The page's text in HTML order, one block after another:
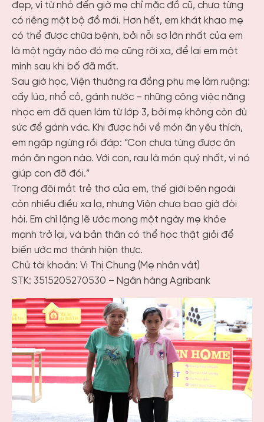
đẹp, vì từ nhỏ đến giờ mẹ chỉ mặc đồ cũ, chưa từng
có riêng một bộ đồ mới. Hơn hết, em khát khao mẹ
có thể được chữa bệnh, bởi nỗi sợ lớn nhất của em
là một ngày nào đó mẹ cũng rời xa, để lại em một
mình sau khi bố đã mất.
Sau giờ học, Viện thường ra đồng phụ mẹ làm ruộng:
cấy lúa, nhổ cỏ, gánh nước – những công việc nặng
nhọc em đã quen làm từ lớp 3, bởi mẹ không còn đủ
sức để gánh vác. Khi được hỏi về món ăn yêu thích,
em ngập ngừng rồi đáp: “Con chưa từng được ăn
món ăn ngon nào. Với con, rau là món quý nhất, vì nó
giúp con đỡ đói.”
Trong đôi mắt trẻ thơ của em, thế giới bên ngoài
còn nhiều điều xa lạ, nhưng Viện chưa bao giờ đòi
hỏi. Em chỉ lặng lẽ ước mong một ngày mẹ khỏe
mạnh trở lại, và bản thân có thể học thật giỏi để
biến ước mơ thành hiện thực.
Chủ tài khoản: Vi Thị Chung (Mẹ nhân vật)
STK: 3515205270530 – Ngân hàng Agribank